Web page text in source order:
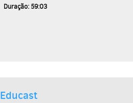
Duração: 59:03
Educast